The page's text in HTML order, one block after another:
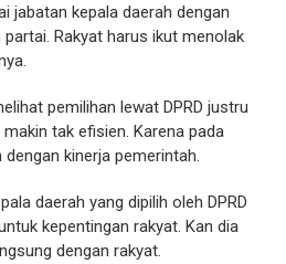
jabatan kepala daerah dengan
Rakyat harus ikut menolak
pemilihan lewat DPRD justru
tak efisien. Karena pada
kinerja pemerintah.
daerah yang dipilih oleh DPRD
kepentingan rakyat. Kan dia
dengan rakyat.